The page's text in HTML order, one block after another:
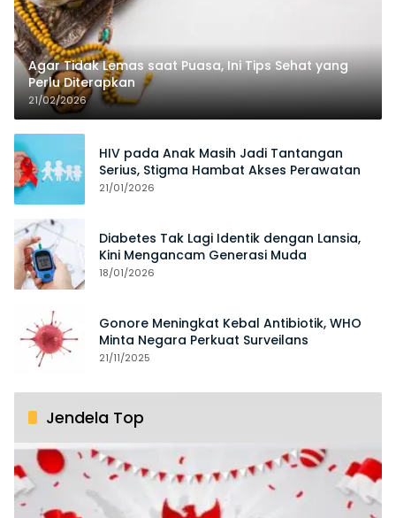
Agar Tidak Lemas saat Puasa, Ini Tips Sehat yang
Perlu Diterapkan
21/02/2026
HIV pada Anak Masih Jadi Tantangan
Serius, Stigma Hambat Akses Perawatan
21/01/2026
Diabetes Tak Lagi Identik dengan Lansia,
Kini Mengancam Generasi Muda
18/01/2026
Gonore Meningkat Kebal Antibiotik, WHO
Minta Negara Perkuat Surveilans
21/11/2025
Jendela Top